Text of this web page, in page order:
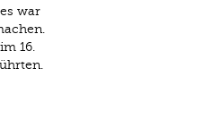
war
16.